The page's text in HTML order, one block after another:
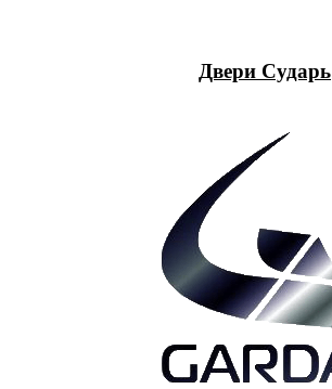
Двери Сударь